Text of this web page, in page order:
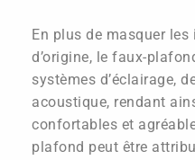
En plus de masquer
d’origine, le faux-
systèmes d’éclairage,
acoustique, rendant
confortables et
plafond peut être